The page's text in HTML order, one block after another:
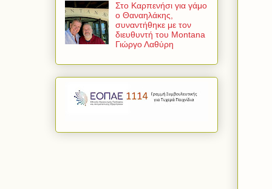
Στο Καρπενήσι για γάμο
ο Θαναηλάκης,
συναντήθηκε με τον
διευθυντή του Montana
Γιώργο Λαθύρη